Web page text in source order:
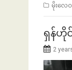
မိုးလေ
ရှန်ဟို
2